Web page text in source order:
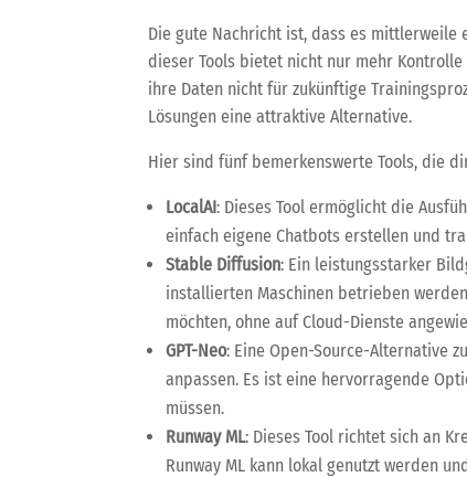
Die gute Nachricht ist, dass es mittlerweile
dieser Tools bietet nicht nur mehr
ihre Daten nicht für zukünftige
Lösungen eine attraktive Alternative.
Hier sind fünf bemerkenswerte Tools, die
LocalAI: Dieses Tool ermöglicht die
einfach eigene Chatbots erstellen und
Stable Diffusion: Ein leistungsstarker
installierten Maschinen betrieben
möchten, ohne auf Cloud-Dienste
GPT-Neo: Eine Open-Source-Alternative
anpassen. Es ist eine hervorragende
müssen.
Runway ML: Dieses Tool richtet sich an
Runway ML kann lokal genutzt werden